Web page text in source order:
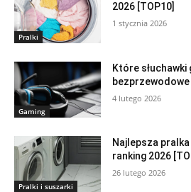
Pralki
2026 [TOP10]
1 stycznia 2026
Gaming
Które słuchawki
4 lutego 2026
Pralki i suszarki
Najlepsza
ranking 2026
26 lutego 2026